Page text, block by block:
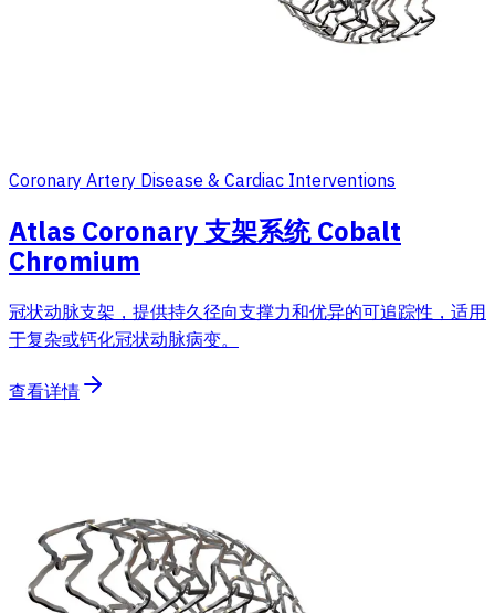
Coronary Artery Disease & Cardiac Interventions
Atlas Coronary 支架系统 Cobalt
Chromium
冠状动脉支架，提供持久径向支撑力和优异的可追踪性，适用
于复杂或钙化冠状动脉病变。
查看详情